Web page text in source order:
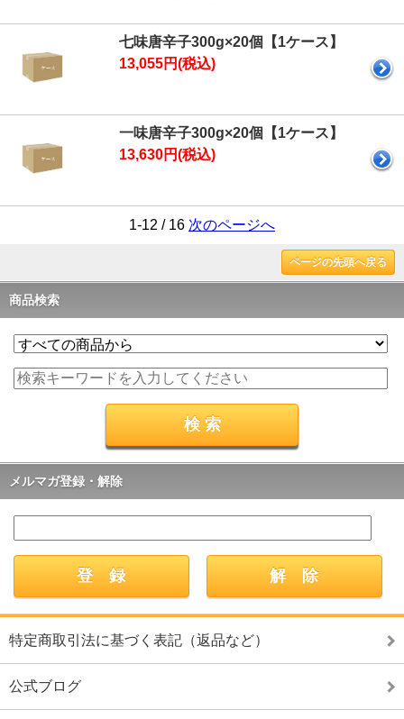
七味唐辛子300g×20個【1ケース】
13,055円(税込)
一味唐辛子300g×20個【1ケース】
13,630円(税込)
1-12 / 16 次のページへ
ページの先頭へ戻る
商品検索
メルマガ登録・解除
特定商取引法に基づく表記（返品など）
公式ブログ